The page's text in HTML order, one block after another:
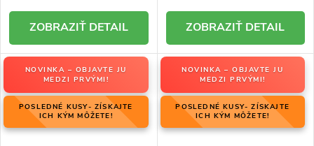
DETAIL DETAIL
NOVINKA – OBJAVTE JU
MEDZI PRVÝMI!
POSLEDNÉ KUSY- ZÍSKAJTE
ICH KÝM MÔŽETE!
NOVINKA – OBJAVTE JU
MEDZI PRVÝMI!
POSLEDNÉ KUSY- ZÍSKAJTE
ICH KÝM MÔŽETE!